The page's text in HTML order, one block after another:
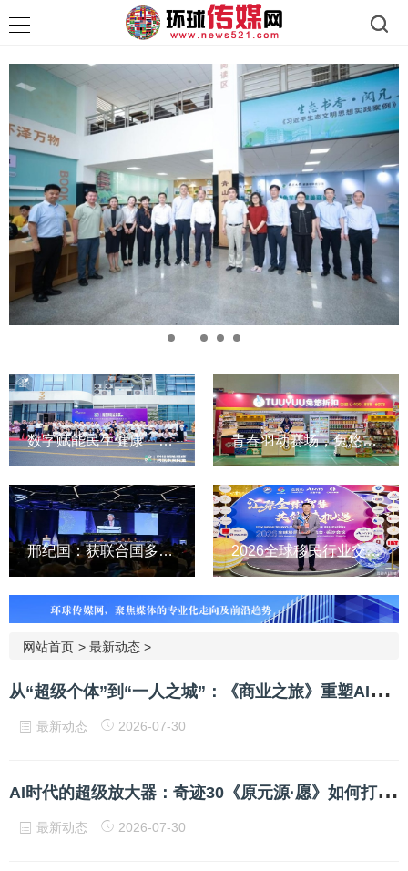
数字赋能民生健康 晓健未来...
邢纪国：获联合国多边气候合...
青春羽动赛场，兔悠诠释民生...
2026全球移民行业交流会长沙...
网站首页 > 最新动态 >
从
“超级个体”到“一人之城”：《商业之旅》重塑AI时代个人成长底层逻辑
最新动态 2026-07-30
A
I时代的超级放大器：奇迹30《原元源·愿》如何打通天赋落地的成长路径？
最新动态 2026-07-30